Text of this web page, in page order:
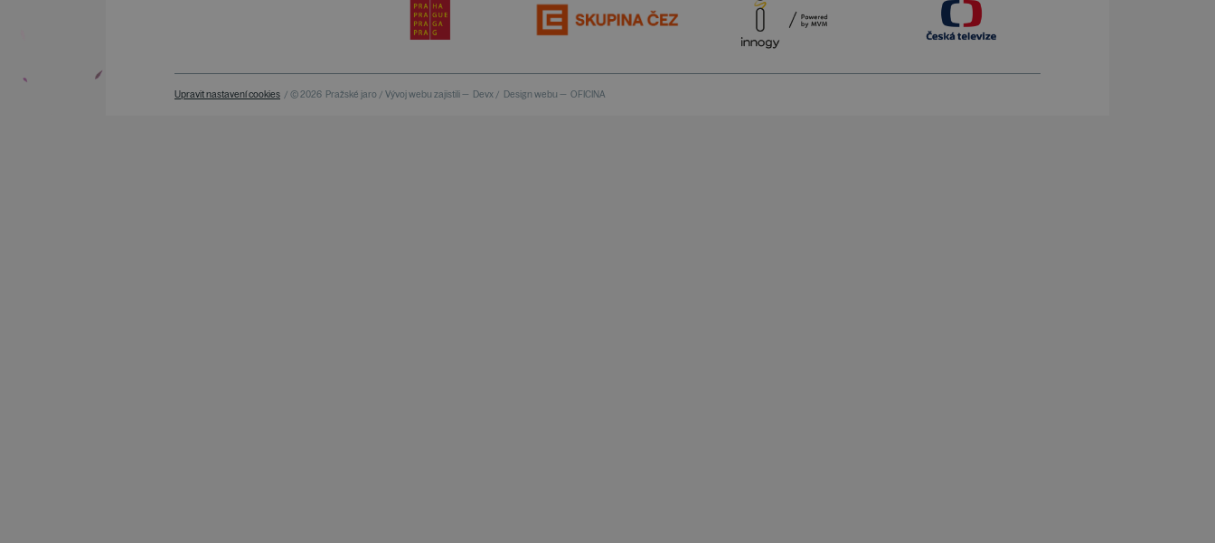
Upravit nastavení cookies / © 2026 Pražské jaro / Vývoj webu zajistili — Devx / Design webu — OFICINA